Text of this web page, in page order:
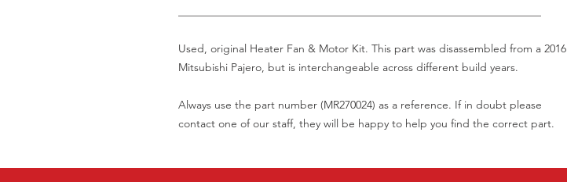
Used, original Heater Fan & Motor Kit. This part was disassembled from a 2016
Mitsubishi Pajero, but is interchangeable across different build years.
Always use the part number (MR270024) as a reference. If in doubt please
contact one of our staff, they will be happy to help you find the correct part.